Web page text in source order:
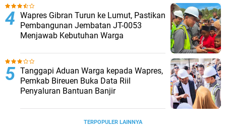
Wapres Gibran Turun ke Lumut, Pastikan
Pembangunan Jembatan JT-0053
Menjawab Kebutuhan Warga
Tanggapi Aduan Warga kepada Wapres,
Pemkab Bireuen Buka Data Riil
Penyaluran Bantuan Banjir
TERPOPULER LAINNYA